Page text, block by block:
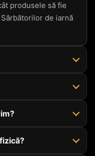
produsele să fie
de iarnă